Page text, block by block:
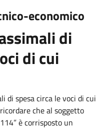
economico
di
di cui
di spesa circa le voci di cui
che al soggetto
è corrisposto un